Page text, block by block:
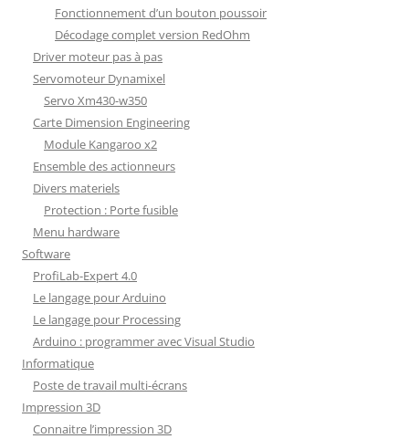
Fonctionnement d’un bouton poussoir
Décodage complet version RedOhm
Driver moteur pas à pas
Servomoteur Dynamixel
Servo Xm430-w350
Carte Dimension Engineering
Module Kangaroo x2
Ensemble des actionneurs
Divers materiels
Protection : Porte fusible
Menu hardware
Software
ProfiLab-Expert 4.0
Le langage pour Arduino
Le langage pour Processing
Arduino : programmer avec Visual Studio
Informatique
Poste de travail multi-écrans
Impression 3D
Connaitre l’impression 3D